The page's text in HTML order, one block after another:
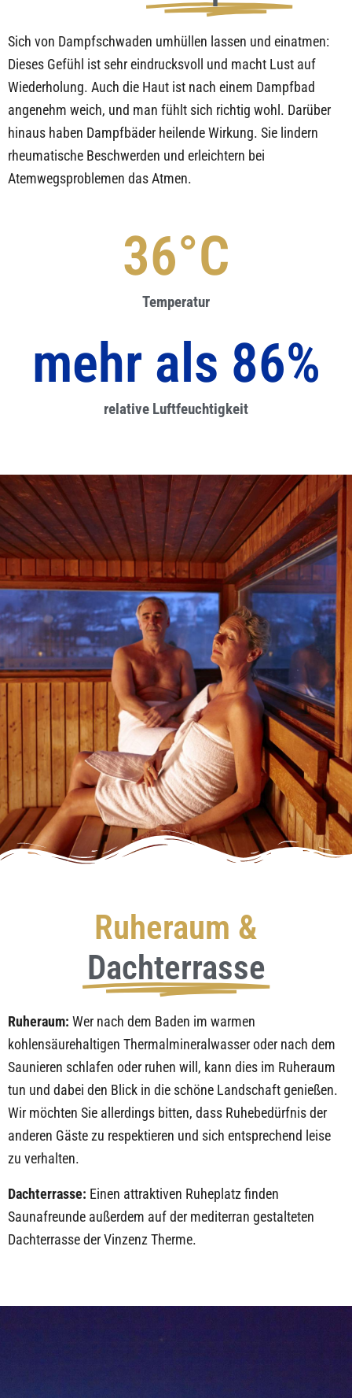
Sich von Dampfschwaden umhüllen lassen und einatmen:
Dieses Gefühl ist sehr eindrucksvoll und macht Lust auf
Wiederholung. Auch die Haut ist nach einem Dampfbad
angenehm weich, und man fühlt sich richtig wohl. Darüber
hinaus haben Dampfbäder heilende Wirkung. Sie lindern
rheumatische Beschwerden und erleichtern bei
Atemwegsproblemen das Atmen.
Temperatur
45°C
relative Luftfeuchtigkeit
mehr als 90%
Ruheraum &
Dachterrasse
Ruheraum: Wer nach dem Baden im warmen
kohlensäurehaltigen Thermalmineralwasser oder nach dem
Saunieren schlafen oder ruhen will, kann dies im Ruheraum
tun und dabei den Blick in die schöne Landschaft genießen.
Wir möchten Sie allerdings bitten, dass Ruhebedürfnis der
anderen Gäste zu respektieren und sich entsprechend leise
zu verhalten.
Dachterrasse: Einen attraktiven Ruheplatz finden
Saunafreunde außerdem auf der mediterran gestalteten
Dachterrasse der Vinzenz Therme.